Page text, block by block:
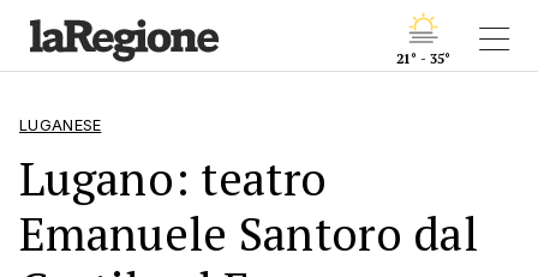
21° - 35°
LUGANESE
Lugano: teatro
Emanuele Santoro dal